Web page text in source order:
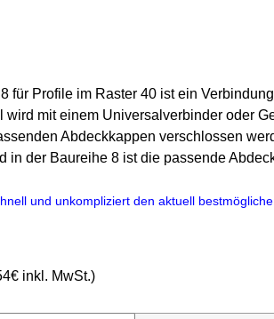
für Profile im Raster 40 ist ein
wird mit einem Universalverbinder oder
Abdeckkappen verschlossen
in der Baureihe 8 ist die passende
und unkompliziert den aktuell
inkl. MwSt.)